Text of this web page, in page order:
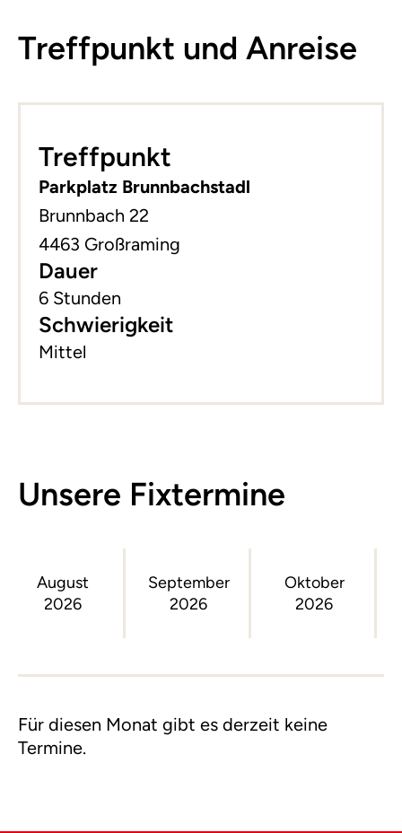
Treffpunkt und Anreise
−
Treffpunkt
Parkplatz Brunnbachstadl
Brunnbach 22
4463 Großraming
Dauer
6 Stunden
Schwierigkeit
Mittel
Unsere Fixtermine
August
2026
September
2026
Oktober
2026
Für diesen Monat gibt es derzeit keine
Termine.